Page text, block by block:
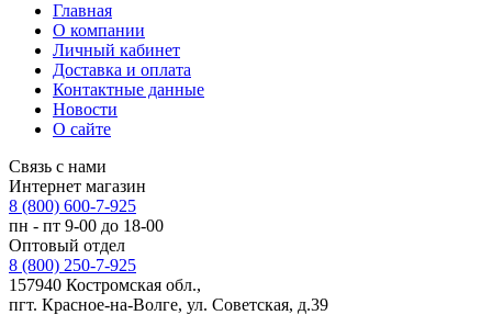
Главная
О компании
Личный кабинет
Доставка и оплата
Контактные данные
Новости
О сайте
Связь с нами
Интернет магазин
8 (800) 600-7-925
пн - пт 9-00 до 18-00
Оптовый отдел
8 (800) 250-7-925
157940 Костромская обл.,
пгт. Красное-на-Волге, ул. Советская, д.39